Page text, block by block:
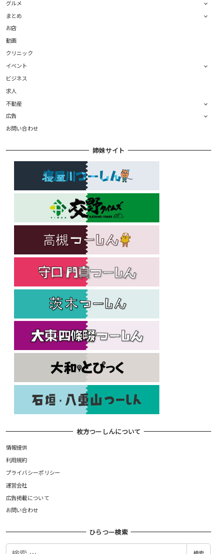
グルメ
まとめ
お店
動画
クリニック
イベント
ビジネス
求人
不動産
広告
お問い合わせ
姉妹サイト
枚方つーしんについて
情報提供
利用規約
プライバシーポリシー
運営会社
広告掲載について
お問い合わせ
ひらつー検索
検